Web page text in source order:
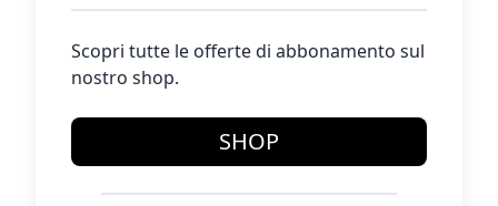
Scopri tutte le offerte di abbonamento sul
nostro shop.
SHOP